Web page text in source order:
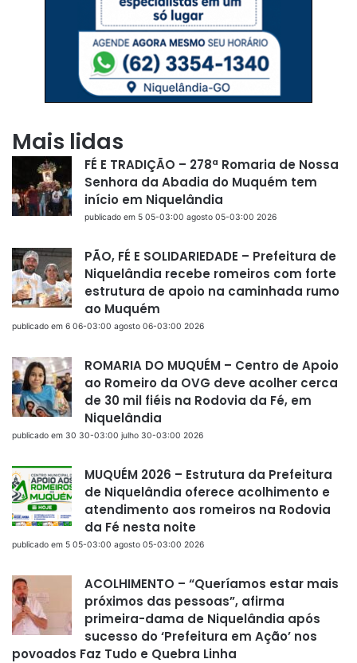
Mais lidas
FÉ E TRADIÇÃO – 278ª Romaria de Nossa
Senhora da Abadia do Muquém tem
início em Niquelândia
publicado em 5 05-03:00 agosto 05-03:00 2026
PÃO, FÉ E SOLIDARIEDADE – Prefeitura de
Niquelândia recebe romeiros com forte
estrutura de apoio na caminhada rumo
ao Muquém
publicado em 6 06-03:00 agosto 06-03:00 2026
ROMARIA DO MUQUÉM – Centro de Apoio
ao Romeiro da OVG deve acolher cerca
de 30 mil fiéis na Rodovia da Fé, em
Niquelândia
publicado em 30 30-03:00 julho 30-03:00 2026
MUQUÉM 2026 – Estrutura da Prefeitura
de Niquelândia oferece acolhimento e
atendimento aos romeiros na Rodovia
da Fé nesta noite
publicado em 5 05-03:00 agosto 05-03:00 2026
ACOLHIMENTO – “Queríamos estar mais
próximos das pessoas”, afirma
primeira-dama de Niquelândia após
sucesso do ‘Prefeitura em Ação’ nos
povoados Faz Tudo e Quebra Linha